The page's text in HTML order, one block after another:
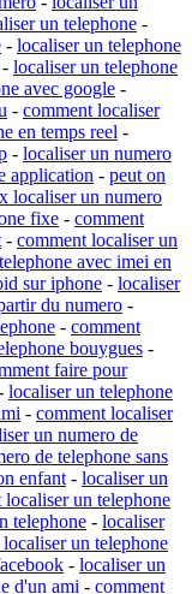
un telephone -
- localiser un telephone
- localiser un telephone
avec google -
- comment localiser
en temps reel -
- localiser un numero
application - peut on
localiser un numero
fixe - comment
- comment localiser un
avec imei en
sur iphone - localiser
du numero -
- comment
bouygues -
faire pour
localiser un telephone
- comment localiser
un numero de
de telephone sans
enfant - localiser un
localiser un telephone
telephone - localiser
un telephone
- localiser un
d'un ami - comment